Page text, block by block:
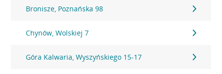
Bronisze, Poznańska 98
Chynów, Wolskiej 7
Góra Kalwaria, Wyszyńskiego 15-17